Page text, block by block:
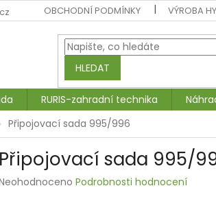
OBCHODNÍ PODMÍNKY VÝROBA
HLEDAT
RURIS-zahradní technika
Připojovací sada 995/996
Připojovací sada 995/
Podrobnosti hodnocení